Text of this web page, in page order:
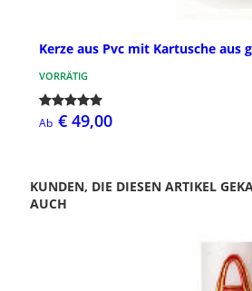
Kerze aus Pvc mit Kartusche aus
VORRÄTIG
Ab € 49,00
KUNDEN, DIE DIESEN ARTIKEL
AUCH